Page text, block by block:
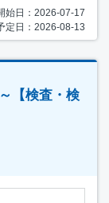
始日：2026-07-17
定日：2026-08-13
【検査・検